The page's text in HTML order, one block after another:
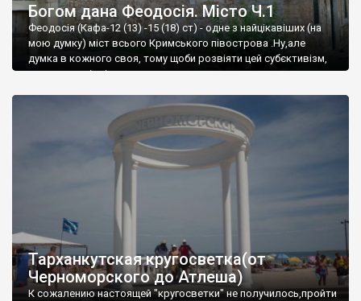
Богом дана Феодосія. Місто Ч.1
Феодосія (Кафа-12 (13) -15 (18) ст) - одне з найцікавіших (на
мою думку) міст всього Кримського півострова .Ну,але
думка в кожного своя, тому щоби розвіяти цей субєктивізм,
запрошую відвідати це
Тарханкутская кругосветка(от
Черноморского до Атлеша)
К сожалению настоящей "кругосветки" не получилось,пройти